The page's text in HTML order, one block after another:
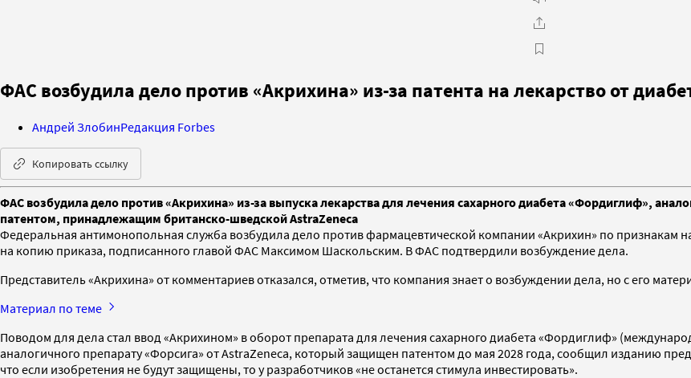
ФАС возбудила дело против «Акрихина» из-за патента на лекарство от
Андрей ЗлобинРедакция Forbes
Копировать ссылку
ФАС возбудила дело против «Акрихина» из-за выпуска лекарства для лечения сахарного диабета «Фордиглиф»,
патентом, принадлежащим британско-шведской AstraZeneca
Федеральная антимонопольная служба возбудила дело против фармацевтической компании «Акрихин» по признакам
на копию приказа, подписанного главой ФАС Максимом Шаскольским. В ФАС подтвердили возбуждение дела.
Представитель «Акрихина» от комментариев отказался, отметив, что компания знает о возбуждении дела, но с его
Материал по теме
Поводом для дела стал ввод «Акрихином» в оборот препарата для лечения сахарного диабета «Фордиглиф»
аналогичного препарату «Форсига» от AstraZeneca, который защищен патентом до мая 2028 года, сообщил изданию
что если изобретения не будут защищены, то у разработчиков «не останется стимула инвестировать».